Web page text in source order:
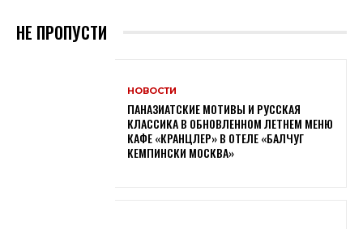
НЕ ПРОПУСТИ
НОВОСТИ
ПАНАЗИАТСКИЕ МОТИВЫ И РУССКАЯ
КЛАССИКА В ОБНОВЛЕННОМ ЛЕТНЕМ МЕНЮ
КАФЕ «КРАНЦЛЕР» В ОТЕЛЕ «БАЛЧУГ
КЕМПИНСКИ МОСКВА»